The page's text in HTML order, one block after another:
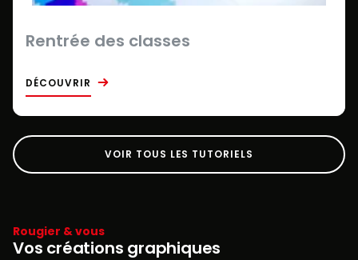
Rentrée des classes
DÉCOUVRIR
VOIR TOUS LES TUTORIELS
Rougier & vous
Vos créations graphiques